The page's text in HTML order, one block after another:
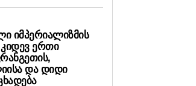
ᲘᲛᲞᲔᲠᲘᲐᲚᲘᲖᲛᲘᲡ
ᲙᲘᲓᲔᲕ ᲔᲠᲗᲘ
ᲓᲐ ᲓᲘᲓᲘ